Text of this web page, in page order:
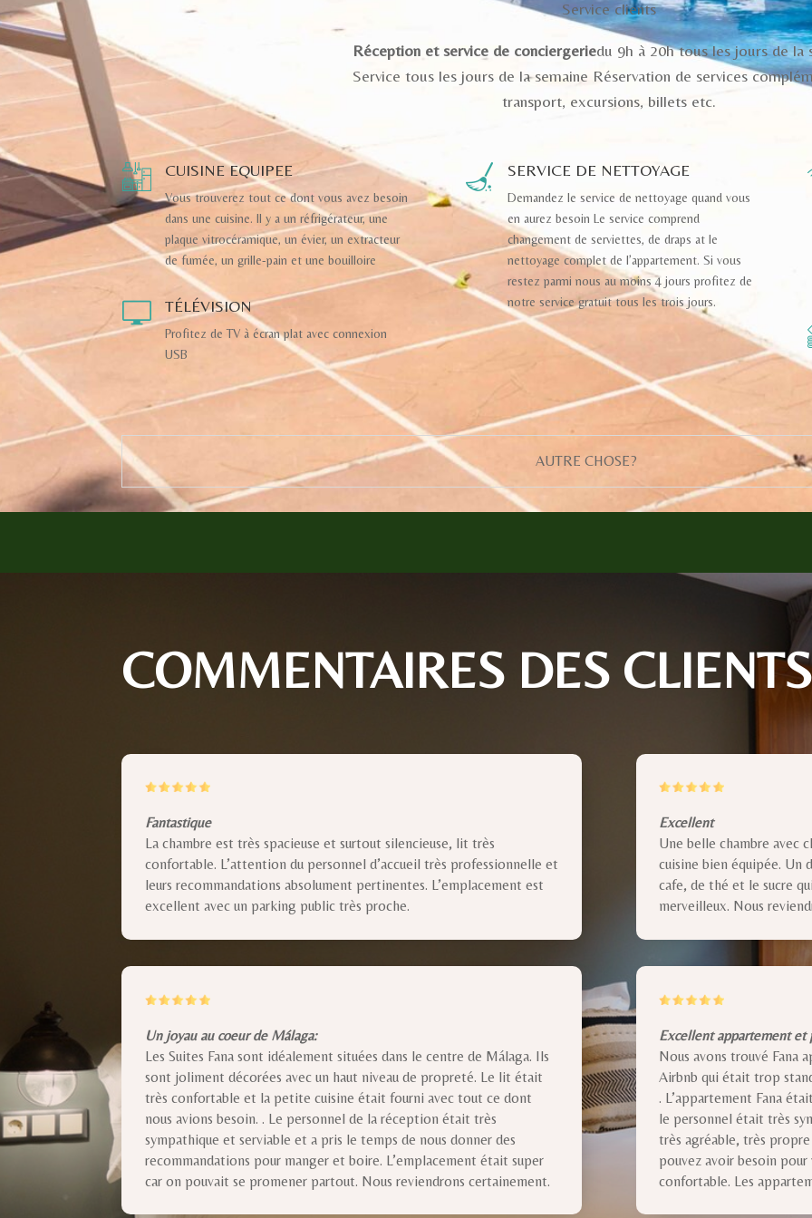
Service clients
Réception et service de conciergeriedu 9h à 20h tous les jours de la
Service tous les jours de la semaine Réservation de services
transport, excursions, billets etc.
CUISINE EQUIPEE
Vous trouverez tout ce dont vous avez besoin
dans une cuisine. Il y a un réfrigérateur, une
plaque vitrocéramique, un évier, un extracteur
de fumée, un grille-pain et une bouilloire
TÉLÉVISION
Profitez de TV à écran plat avec connexion
USB
SERVICE DE NETTOYAGE
Demandez le service de nettoyage quand vous
en aurez besoin Le service comprend
changement de serviettes, de draps at le
nettoyage complet de l’appartement. Si vous
restez parmi nous au moins 4 jours profitez de
notre service gratuit tous les trois jours.
AUTRE CHOSE?
COMMENTAIRES DES CLIENTS
Fantastique
La chambre est très spacieuse et surtout silencieuse, lit très
confortable. L’attention du personnel d’accueil très professionnelle et
leurs recommandations absolument pertinentes. L’emplacement est
excellent avec un parking public très proche.
Un joyau au coeur de Málaga:
Les Suites Fana sont idéalement situées dans le centre de Málaga. Ils
sont joliment décorées avec un haut niveau de propreté. Le lit était
très confortable et la petite cuisine était fourni avec tout ce dont
nous avions besoin. . Le personnel de la réception était très
sympathique et serviable et a pris le temps de nous donner des
recommandations pour manger et boire. L’emplacement était super
car on pouvait se promener partout. Nous reviendrons certainement.
Excellent
Une belle chambre avec
cuisine bien équipée. Un
cafe, de thé et le sucre
merveilleux. Nous
Excellent appartement et
Nous avons trouvé Fana
Airbnb qui était trop
. L’appartement Fana
le personnel était très
très agréable, très
pouvez avoir besoin
confortable. Les